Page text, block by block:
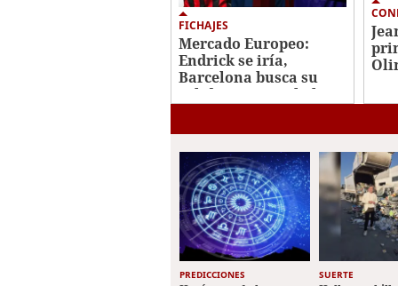
FICHAJES
Mercado Europeo:
Endrick se iría,
Barcelona busca su
salida y se tamabalea
PREDICCIONES SUERTE